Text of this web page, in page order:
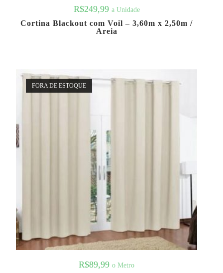
R$249,99 a Unidade
Cortina Blackout com Voil – 3,60m x 2,50m /
Areia
FORA DE ESTOQUE
R$89,99 o Metro